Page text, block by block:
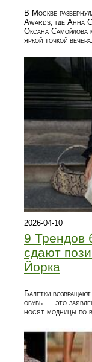
В Москве
Awards, где Анна
Оксана Самойлова
яркой точкой вечера.
2026-04-10
9 Трендов
сдают
Йорка
Балетки
обувь — это
носят модницы по